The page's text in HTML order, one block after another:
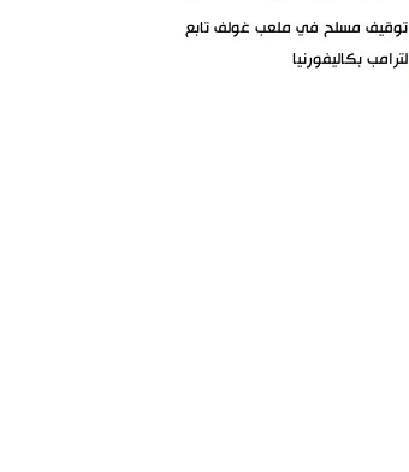
توقيف مسلح في ملعب غولف تابع
لترامب بكاليفورنيا